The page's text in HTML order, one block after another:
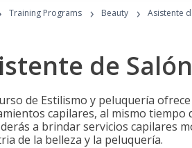
Training Programs › Beauty › Asistente
de
de Estilismo y peluquería
capilares, al mismo
a brindar servicios capilares
de la belleza y la peluquería.